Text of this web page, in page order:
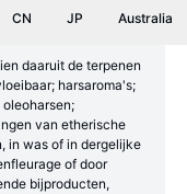
CN JP Australia
daaruit de terpenen
harsaroma's;
van etherische
in was of in dergelijke
of door
bijproducten,